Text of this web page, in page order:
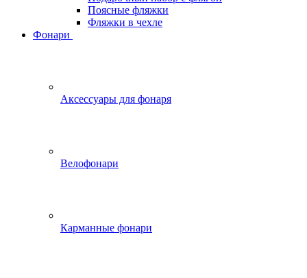
Поясные фляжки
Фляжки в чехле
Фонари
Аксессуары для фонаря
Велофонари
Карманные фонари